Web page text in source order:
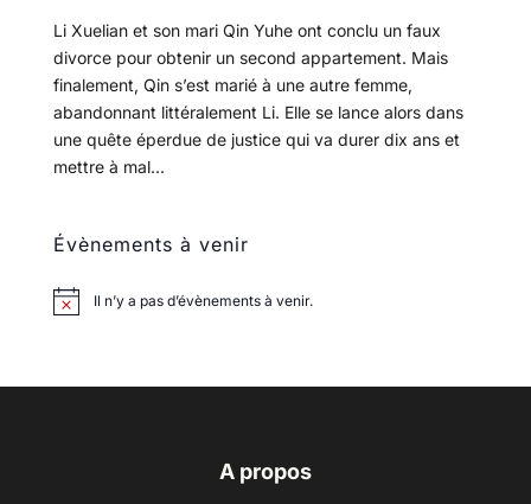
Li Xuelian et son mari Qin Yuhe ont conclu un faux
divorce pour obtenir un second appartement. Mais
finalement, Qin s’est marié à une autre femme,
abandonnant littéralement Li. Elle se lance alors dans
une quête éperdue de justice qui va durer dix ans et
mettre à mal...
Évènements à venir
Il n’y a pas d’évènements à venir.
A propos